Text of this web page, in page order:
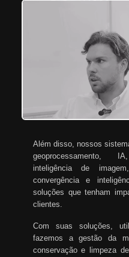
Além disso, nossos
geoprocessamento,
inteligência de
convergência e
soluções que tenham
clientes.
Com suas soluções,
fazemos a gestão da
conservação e limpeza